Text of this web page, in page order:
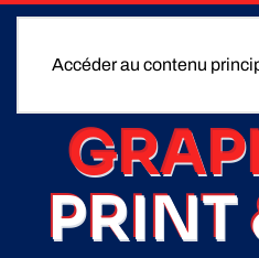
Accéder au contenu
PRINT